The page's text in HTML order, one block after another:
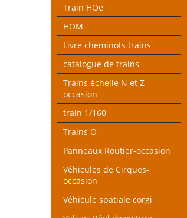
Train HOe
HOM
Livre cheminots trains
catalogue de trains
Trains échelle N et Z -
occasion
train 1/160
Trains O
Panneaux Routier-occasion
Véhicules de Cirques-
occasion
Véhicule spatiale corgi